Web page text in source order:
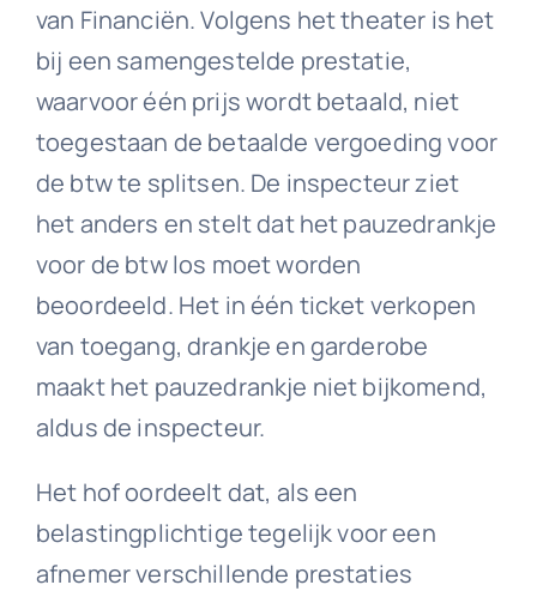
van Financiën. Volgens het theater is het
bij een samengestelde prestatie,
waarvoor één prijs wordt betaald, niet
toegestaan de betaalde vergoeding voor
de btw te splitsen. De inspecteur ziet
het anders en stelt dat het pauzedrankje
voor de btw los moet worden
beoordeeld. Het in één ticket verkopen
van toegang, drankje en garderobe
maakt het pauzedrankje niet bijkomend,
aldus de inspecteur.
Het hof oordeelt dat, als een
belastingplichtige tegelijk voor een
afnemer verschillende prestaties